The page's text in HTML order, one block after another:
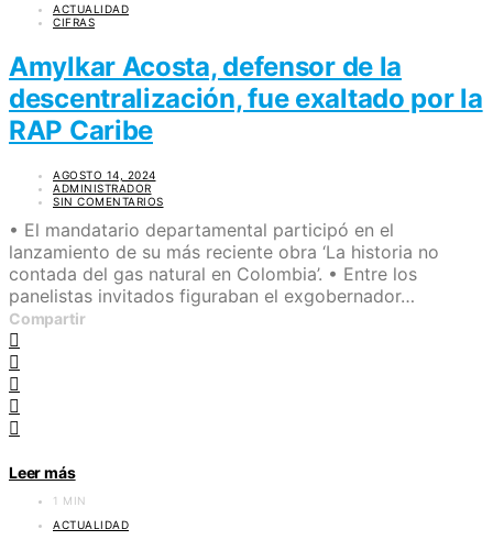
ACTUALIDAD
CIFRAS
Amylkar Acosta, defensor de la
descentralización, fue exaltado por la
RAP Caribe
AGOSTO 14, 2024
ADMINISTRADOR
SIN COMENTARIOS
• El mandatario departamental participó en el
lanzamiento de su más reciente obra ‘La historia no
contada del gas natural en Colombia’. • Entre los
panelistas invitados figuraban el exgobernador…
Compartir
Leer más
1 MIN
ACTUALIDAD